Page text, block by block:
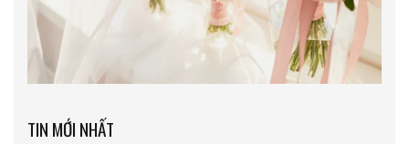
TIN MỚI NHẤT